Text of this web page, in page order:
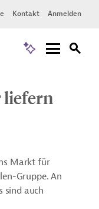
Kontakt Anmelden
liefern
Markt für
Gruppe. An
sind auch